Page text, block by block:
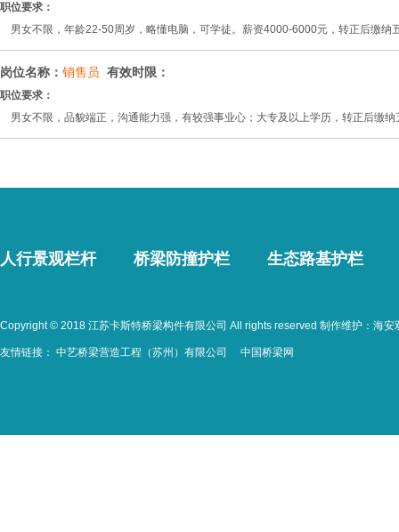
职位要求：
男女不限，年龄22-50周岁，略懂电脑，可学徒。薪资4000-6000元，转正后缴纳
岗位名称： 销售员 有效时限：
职位要求：
男女不限，品貌端正，沟通能力强，有较强事业心；大专及以上学历，转正后缴
人行景观栏杆 桥梁防撞护栏 生态路基护栏
Copyright © 2018 江苏卡斯特桥梁构件有限公司 All rights reserved 制作维护： 海安
友情链接： 中艺桥梁营造工程（苏州）有限公司 中国桥梁网